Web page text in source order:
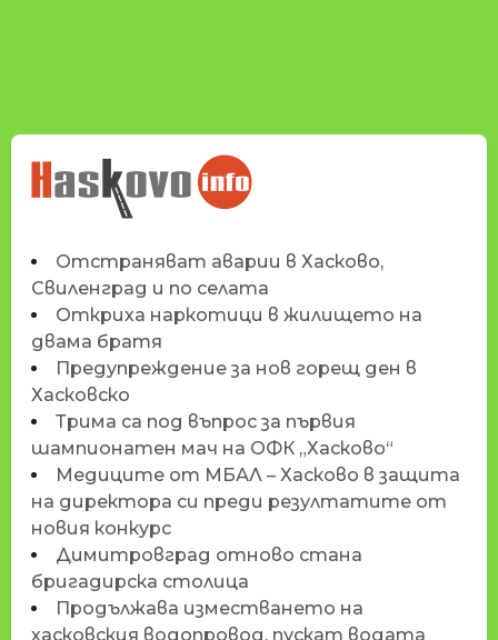
НОВИНИТЕ НА
HASKOVO.INFO
Отстраняват аварии в Хасково,
Свиленград и по селата
Откриха наркотици в жилището на
двама братя
Предупреждение за нов горещ ден в
Хасковско
Трима са под въпрос за първия
шампионатен мач на ОФК „Хасково“
Медиците от МБАЛ – Хасково в защита
на директора си преди резултатите от
новия конкурс
Димитровград отново стана
бригадирска столица
Продължава изместването на
хасковския водопровод, пускат водата